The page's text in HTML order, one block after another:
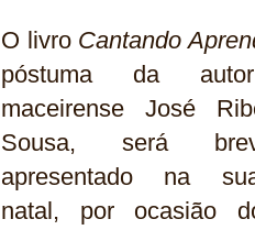
O livro Cantando
póstuma da
maceirense José
Sousa, será
apresentado na
natal, por ocasião